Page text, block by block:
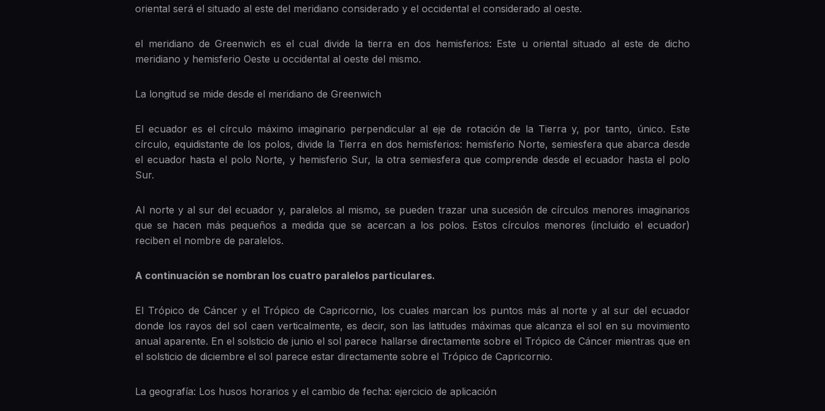
oriental será el situado al este del meridiano considerado y el occidental el considerado al oeste.
el meridiano de Greenwich es el cual divide la tierra en dos hemisferios: Este u oriental situado al este de dicho
meridiano y hemisferio Oeste u occidental al oeste del mismo.
La longitud se mide desde el meridiano de Greenwich
El ecuador es el círculo máximo imaginario perpendicular al eje de rotación de la Tierra y, por tanto, único. Este
círculo, equidistante de los polos, divide la Tierra en dos hemisferios: hemisferio Norte, semiesfera que abarca desde
el ecuador hasta el polo Norte, y hemisferio Sur, la otra semiesfera que comprende desde el ecuador hasta el polo
Sur.
Al norte y al sur del ecuador y, paralelos al mismo, se pueden trazar una sucesión de círculos menores imaginarios
que se hacen más pequeños a medida que se acercan a los polos. Estos círculos menores (incluido el ecuador)
reciben el nombre de paralelos.
A continuación se nombran los cuatro paralelos particulares.
El Trópico de Cáncer y el Trópico de Capricornio, los cuales marcan los puntos más al norte y al sur del ecuador
donde los rayos del sol caen verticalmente, es decir, son las latitudes máximas que alcanza el sol en su movimiento
anual aparente. En el solsticio de junio el sol parece hallarse directamente sobre el Trópico de Cáncer mientras que en
el solsticio de diciembre el sol parece estar directamente sobre el Trópico de Capricornio.
La geografía: Los husos horarios y el cambio de fecha: ejercicio de aplicación